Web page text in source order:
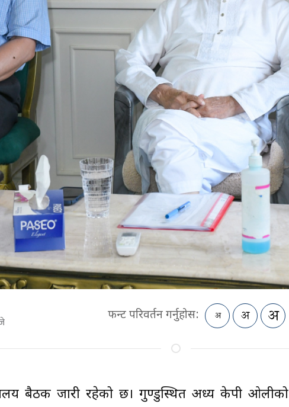
फन्ट परिवर्तन गर्नुहोस:
बैठक जारी रहेको छ। गुण्डुस्थित अध्यक्ष केपी ओलीको